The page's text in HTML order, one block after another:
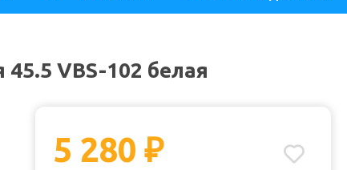
VBS-102 белая
5 280 ₽